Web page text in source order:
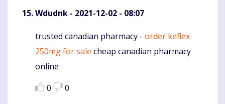
Wdudnk - 2021-12-02 - 08:07
Komentaras
trusted canadian pharmacy - order keflex
250mg for sale cheap canadian pharmacy
online
0
0